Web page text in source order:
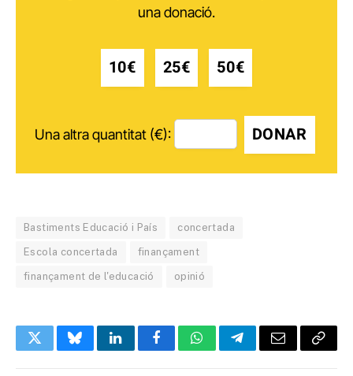
una donació.
10€ 25€ 50€
Una altra quantitat (€): DONAR
Bastiments Educació i País concertada
Escola concertada finançament
finançament de l'educació opinió
TwitterBlueskyLinkedInFacebookWhatsAppTelegramEmail Copy